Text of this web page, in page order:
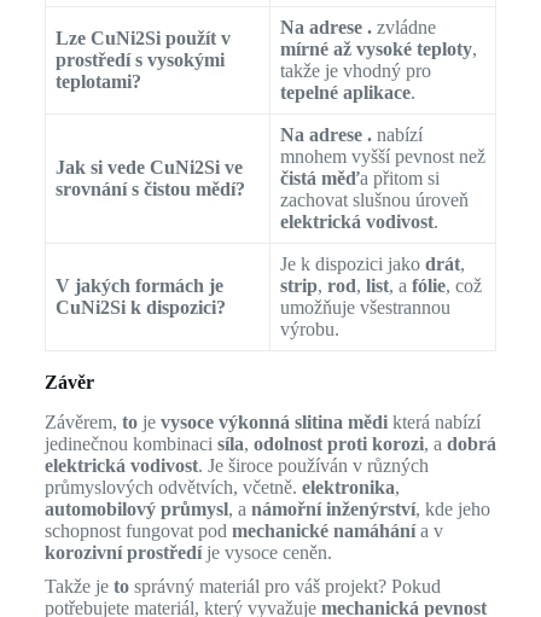
Lze CuNi2Si použít v
prostředí s vysokými
teplotami?
Na adrese .zvládne
mírné až vysoké teploty,
takže je vhodný pro
tepelné aplikace.
Jak si vede CuNi2Si ve
srovnání s čistou mědí?
Na adrese .nabízí
mnohem vyšší pevnost než
čistá měďa přitom si
zachovat slušnou úroveň
elektrická vodivost.
V jakých formách je
CuNi2Si k dispozici?
Je k dispozici jako drát,
strip, rod, list, a fólie, což
umožňuje všestrannou
výrobu.
Závěr
Závěrem, toje vysoce výkonná slitina mědikterá nabízí
jedinečnou kombinaci síla, odolnost proti korozi, a dobrá
elektrická vodivost. Je široce používán v různých
průmyslových odvětvích, včetně. elektronika,
automobilový průmysl, a námořní inženýrství, kde jeho
schopnost fungovat pod mechanické namáhánía v
korozivní prostředíje vysoce ceněn.
Takže je tosprávný materiál pro váš projekt? Pokud
potřebujete materiál, který vyvažuje mechanická pevnost